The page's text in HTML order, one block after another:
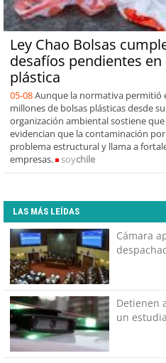
Ley Chao Bolsas
desafíos pendientes
plástica
05-08Aunque la normativa permitió
millones de bolsas plásticas desde
organización ambiental sostiene
evidencian que la contaminación
problema estructural y llama a
empresas.
soychile
LAS MÁS LEÍDAS
Cámara
Detienen
un